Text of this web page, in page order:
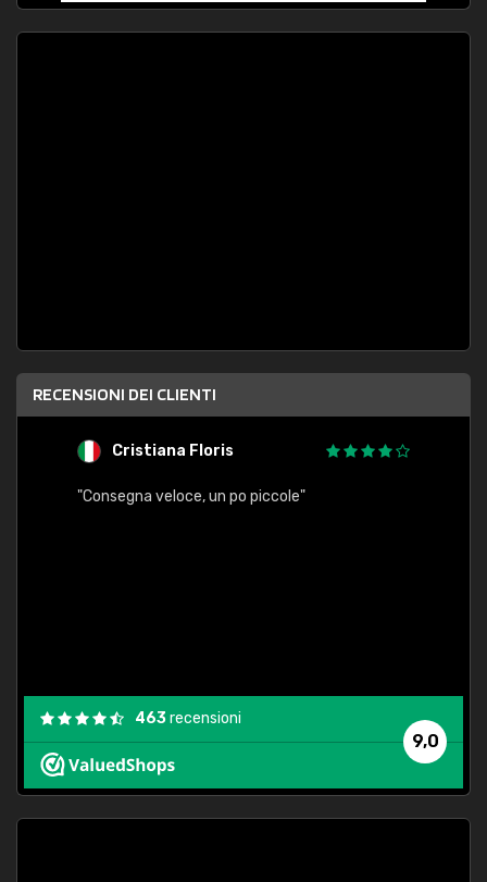
RECENSIONI DEI CLIENTI
Cristiana Floris
"Consegna veloce, un po piccole"
9,0
463recensioni